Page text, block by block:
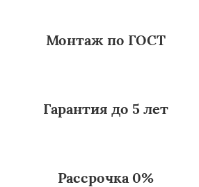
Монтаж по ГОСТ
Гарантия до 5 лет
Рассрочка 0%